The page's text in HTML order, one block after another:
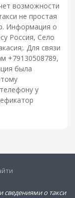
возможности
не простая
Информация о
Россия, Село
Для связи
+79130508789,
была
у
сведениями о такси